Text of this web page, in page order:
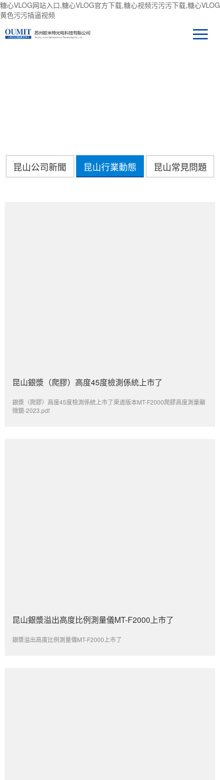
糖心VLOG网站入口,糖心VLOG官方下载,糖心视频污污污下载,糖心VLOG
黄色污污插逼视频
昆山公司新聞 昆山行業動態 昆山常見問題
昆山銀漿（爬膠）高度45度檢測係統上市了
銀漿（爬膠）高度45度檢測係統上市了渠道版本MT-F2000爬膠高度測量顯
微鏡-2023.pdf
昆山銀漿溢出高度比例測量儀MT-F2000上市了
銀漿溢出高度比例測量儀MT-F2000上市了